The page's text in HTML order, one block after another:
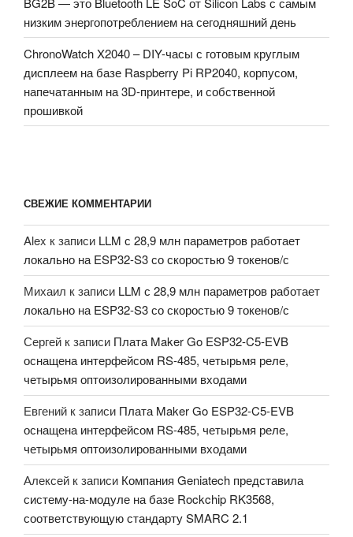
низким энергопотреблением на сегодняшний день
ChronoWatch X2040 – DIY-часы с готовым круглым
дисплеем на базе Raspberry Pi RP2040, корпусом,
напечатанным на 3D-принтере, и собственной
прошивкой
СВЕЖИЕ КОММЕНТАРИИ
Alex к записи LLM с 28,9 млн параметров работает
локально на ESP32-S3 со скоростью 9 токенов/с
Михаил к записи LLM с 28,9 млн параметров работает
локально на ESP32-S3 со скоростью 9 токенов/с
Сергей к записи Плата Maker Go ESP32-C5-EVB
оснащена интерфейсом RS-485, четырьмя реле,
четырьмя оптоизолированными входами
Евгений к записи Плата Maker Go ESP32-C5-EVB
оснащена интерфейсом RS-485, четырьмя реле,
четырьмя оптоизолированными входами
Алексей к записи Компания Geniatech представила
систему-на-модуле на базе Rockchip RK3568,
соответствующую стандарту SMARC 2.1